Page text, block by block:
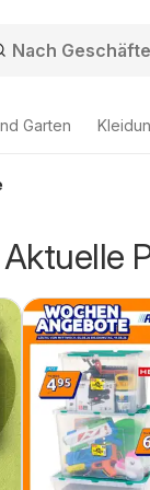
Garten